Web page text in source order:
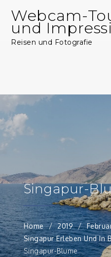
content
Webcam-
und
Reisen und Fotografie
Singapur-
Home 2019
Singapur Erleben Und In
Singapur-Blume